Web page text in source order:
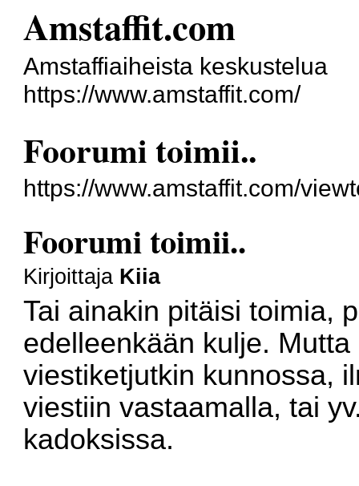
Amstaffit.com
Amstaffiaiheista keskustelua
https://www.amstaffit.com/
Foorumi toimii..
https://www.amstaffit.com/
Foorumi toimii..
Kirjoittaja Kiia
Tai ainakin pitäisi toimia,
edelleenkään kulje.
viestiketjutkin kunnossa,
viestiin vastaamalla, tai
kadoksissa.